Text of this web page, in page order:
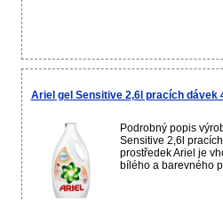
Ariel gel Sensitive 2,6l pracích dávek
Podrobný popis
Sensitive 2,6l
prostředek Ariel je
bílého a barevného